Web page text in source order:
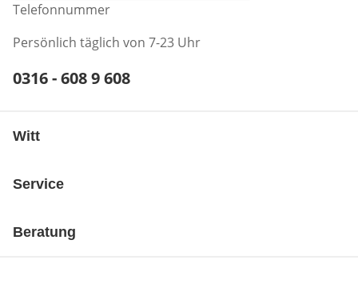
Telefonnummer
Persönlich täglich von 7-23 Uhr
Telefonnummer:
0316 - 608 9 608
Witt
Service
Beratung